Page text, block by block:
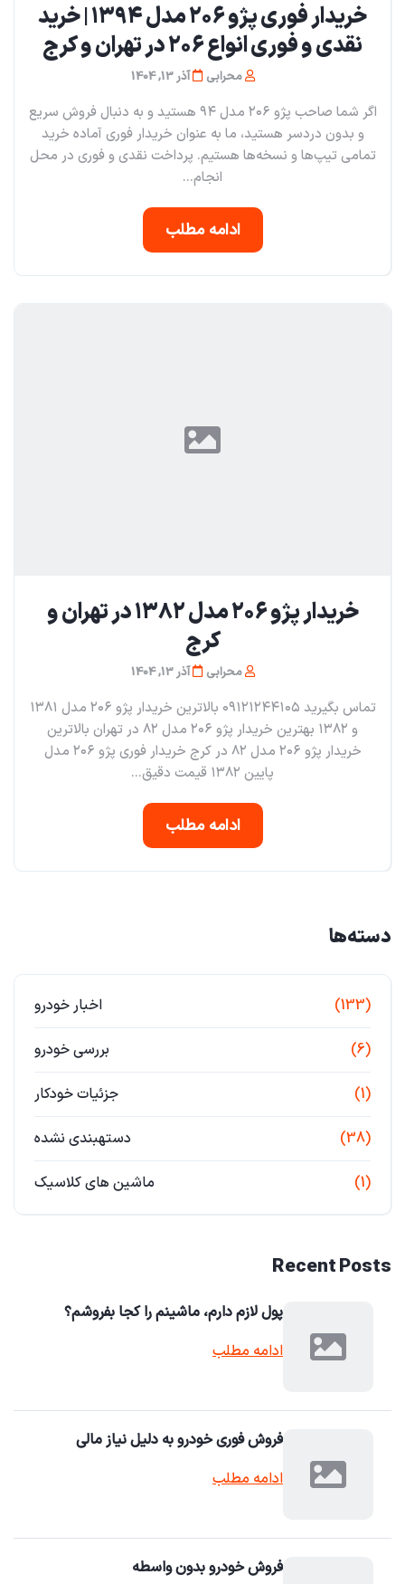
خریدار فوری پژو ۲۰۶ مدل ۱۳۹۴ | خرید
نقدی و فوری انواع ۲۰۶ در تهران و کرج
محرابی آذر 13, 1404
اگر شما صاحب پژو ۲۰۶ مدل ۹۴ هستید و به دنبال فروش سریع
و بدون دردسر هستید، ما به عنوان خریدار فوری آماده خرید
تمامی تیپ‌ها و نسخه‌ها هستیم. پرداخت نقدی و فوری در محل
انجام...
ادامه مطلب
خریدار پژو ۲۰۶ مدل ۱۳۸۲ در تهران و
کرج
محرابی آذر 13, 1404
تماس بگیرید ۰۹۱۲۱۲۴۴۱۰۵ بالاترین خریدار پژو ۲۰۶ مدل ۱۳۸۱
و ۱۳۸۲ بهترین خریدار پژو ۲۰۶ مدل ۸۲ در تهران بالاترین
خریدار پژو ۲۰۶ مدل ۸۲ در کرج خریدار فوری پژو ۲۰۶ مدل
پایین ۱۳۸۲ قیمت دقیق...
ادامه مطلب
دسته‌ها
اخبار خودرو (133)
بررسی خودرو (6)
جزئیات خودکار (1)
دستهبندی نشده (38)
ماشین های کلاسیک (1)
Recent Posts
پول لازم دارم، ماشینم را کجا بفروشم؟
ادامه مطلب
فروش فوری خودرو به دلیل نیاز مالی
ادامه مطلب
فروش خودرو بدون واسطه